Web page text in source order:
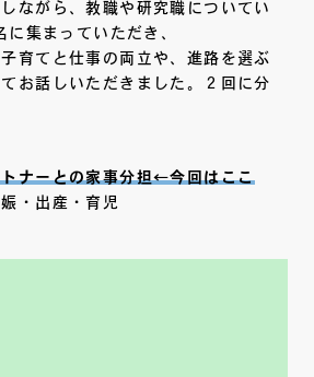
ながら、教職や研究職についてい
集まっていただき、
育てと仕事の両立や、進路を選ぶ
お話しいただきました。２回に分
ナーとの家事分担←今回はここ
・出産・育児